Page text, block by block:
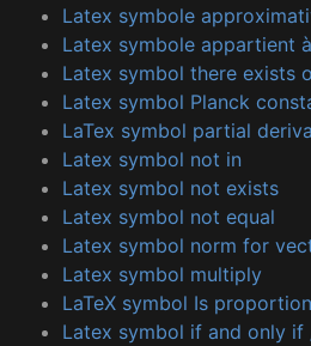
Latex symbole
Latex symbole appartient à
Latex symbol there exists
Latex symbol Planck
LaTex symbol partial
Latex symbol not in
Latex symbol not exists
Latex symbol not equal
Latex symbol norm for
Latex symbol multiply
LaTeX symbol Is
Latex symbol if and only if